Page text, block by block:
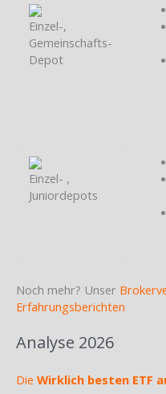
Einzel-,
Gemeinschafts-
Depot
Einzel- ,
Juniordepots
Noch mehr? Unser
Erfahrungsberichten
Analyse 2026
Die Wirklich besten ETF